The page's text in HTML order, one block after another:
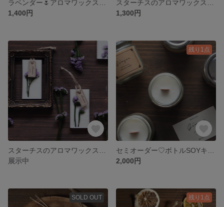
1,400円
1,300円
展示中
残り1点
2,000円
SOLD OUT 残り1点